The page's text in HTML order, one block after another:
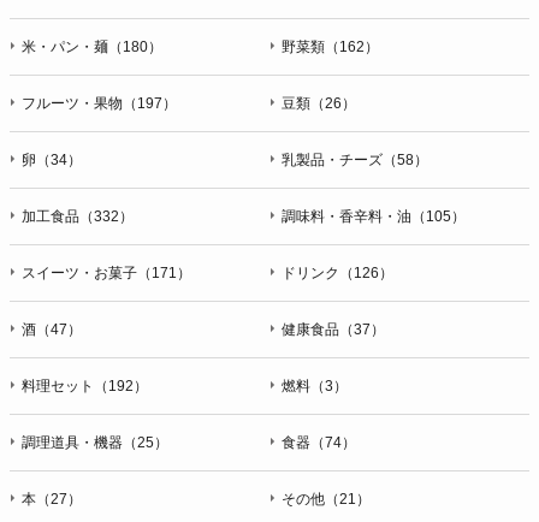
米・パン・麺（180） 野菜類（162）
フルーツ・果物（197） 豆類（26）
卵（34） 乳製品・チーズ（58）
加工食品（332） 調味料・香辛料・油（105）
スイーツ・お菓子（171） ドリンク（126）
酒（47） 健康食品（37）
料理セット（192） 燃料（3）
調理道具・機器（25） 食器（74）
本（27） その他（21）